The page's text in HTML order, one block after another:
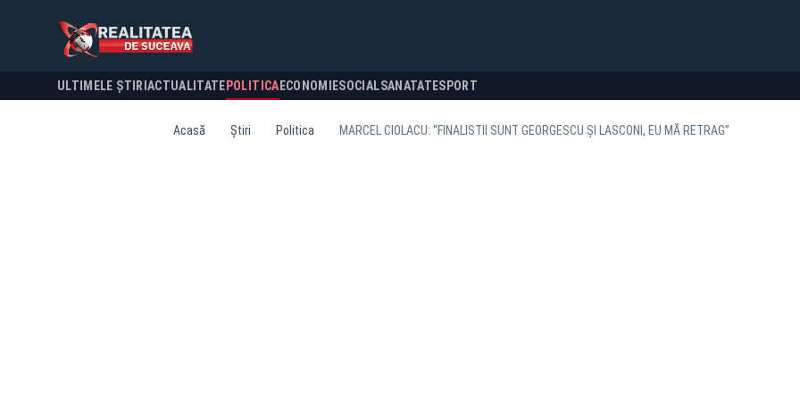
ULTIMELE ȘTIRI ACTUALITATE POLITICA ECONOMIESOCIALSANATATESPORT
Acasă Știri Politica MARCEL CIOLACU: “FINALISTII SUNT GEORGESCU ȘI LASCONI, EU MĂ RETRAG”